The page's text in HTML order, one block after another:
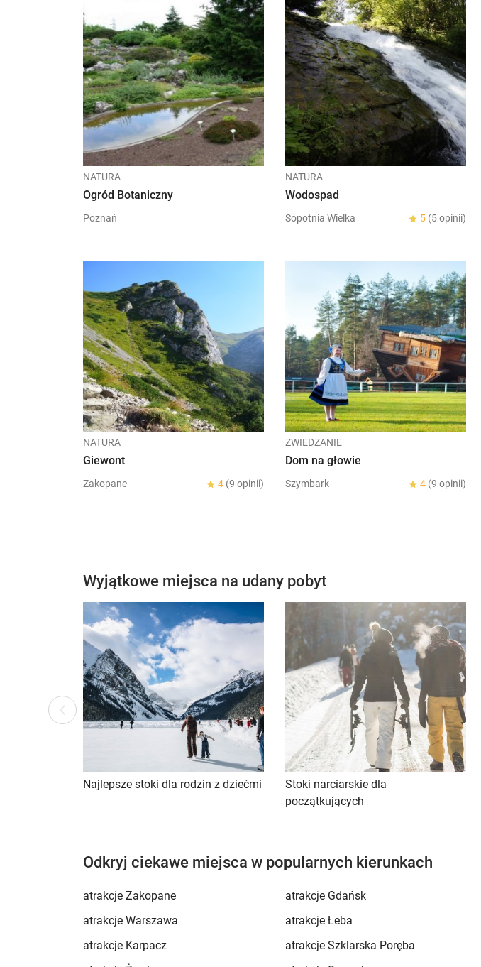
NATURA
Ogród Botaniczny
Poznań
NATURA
Wodospad
Sopotnia Wielka 5 (5 opinii)
NATURA
Giewont
Zakopane 4 (9 opinii)
ZWIEDZANIE
Dom na głowie
Szymbark 4 (9 opinii)
Wyjątkowe miejsca na udany pobyt
Previ
ous
Najlepsze stoki dla rodzin z dziećmi
Stoki narciarskie dla
początkujących
Odkryj ciekawe miejsca w popularnych kierunkach
atrakcje Zakopane atrakcje Gdańsk
atrakcje Warszawa
atrakcje Łeba
atrakcje Karpacz
atrakcje Szklarska Poręba